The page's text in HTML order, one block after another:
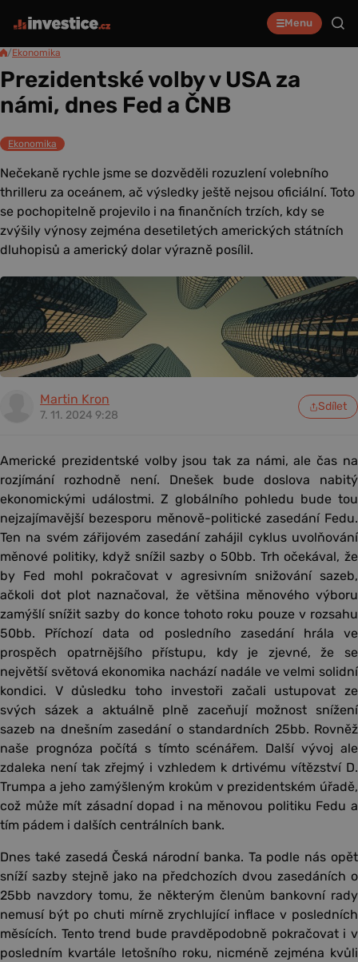
Menu
/Ekonomika
Prezidentské volby v USA za
námi, dnes Fed a ČNB
Ekonomika
Nečekaně rychle jsme se dozvěděli rozuzlení volebního
thrilleru za oceánem, ač výsledky ještě nejsou oficiální. Toto
se pochopitelně projevilo i na finančních trzích, kdy se
zvýšily výnosy zejména desetiletých amerických státních
dluhopisů a americký dolar výrazně posílil.
Martin Kron
7. 11. 2024 9:28
Sdílet
Americké prezidentské volby jsou tak za námi, ale čas na
rozjímání rozhodně není. Dnešek bude doslova nabitý
ekonomickými událostmi. Z globálního pohledu bude tou
nejzajímavější bezesporu měnově-politické zasedání Fedu.
Ten na svém zářijovém zasedání zahájil cyklus uvolňování
měnové politiky, když snížil sazby o 50bb. Trh očekával, že
by Fed mohl pokračovat v agresivním snižování sazeb,
ačkoli dot plot naznačoval, že většina měnového výboru
zamýšlí snížit sazby do konce tohoto roku pouze v rozsahu
50bb. Příchozí data od posledního zasedání hrála ve
prospěch opatrnějšího přístupu, kdy je zjevné, že se
největší světová ekonomika nachází nadále ve velmi solidní
kondici. V důsledku toho investoři začali ustupovat ze
svých sázek a aktuálně plně zaceňují možnost snížení
sazeb na dnešním zasedání o standardních 25bb. Rovněž
naše prognóza počítá s tímto scénářem. Další vývoj ale
zdaleka není tak zřejmý i vzhledem k drtivému vítězství D.
Trumpa a jeho zamýšleným krokům v prezidentském úřadě,
což může mít zásadní dopad i na měnovou politiku Fedu a
tím pádem i dalších centrálních bank.
Dnes také zasedá Česká národní banka. Ta podle nás opět
sníží sazby stejně jako na předchozích dvou zasedáních o
25bb navzdory tomu, že některým členům bankovní rady
nemusí být po chuti mírně zrychlující inflace v posledních
měsících. Tento trend bude pravděpodobně pokračovat i v
posledním kvartále letošního roku, nicméně zejména kvůli